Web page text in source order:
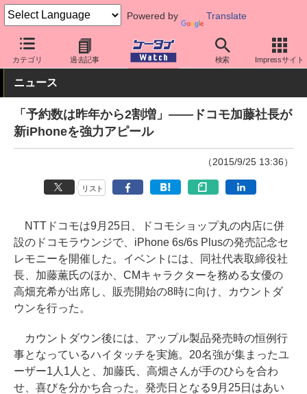
Powered by Translate
カテゴリ 過去記事 検索 Impressサイト
ケータイ Watch キャリア ドコモ
ニュース
「予約数は昨年から2割増」――ドコモ加藤社長が
新iPhoneを強力アピール
（2015/9/25 13:36）
リスト
NTTドコモは9月25日、ドコモショップ丸の内店に併
設のドコモラウンジで、iPhone 6s/6s Plusの発売記念セ
レモニーを開催した。イベントには、同社代表取締役社
長、加藤薫氏のほか、CMキャラクターを務める女優の
高畑充希が出席し、販売開始の8時に向け、カウントダ
ウンを行った。
カウントダウン後には、アップル製品発売時の恒例行
事となっているハイタッチを実施。20名強が集まったユ
ーザー1人1人と、加藤氏、高畑さんが手のひらを合わ
せ、喜びを分かち合った。発売日となる9月25日はあい